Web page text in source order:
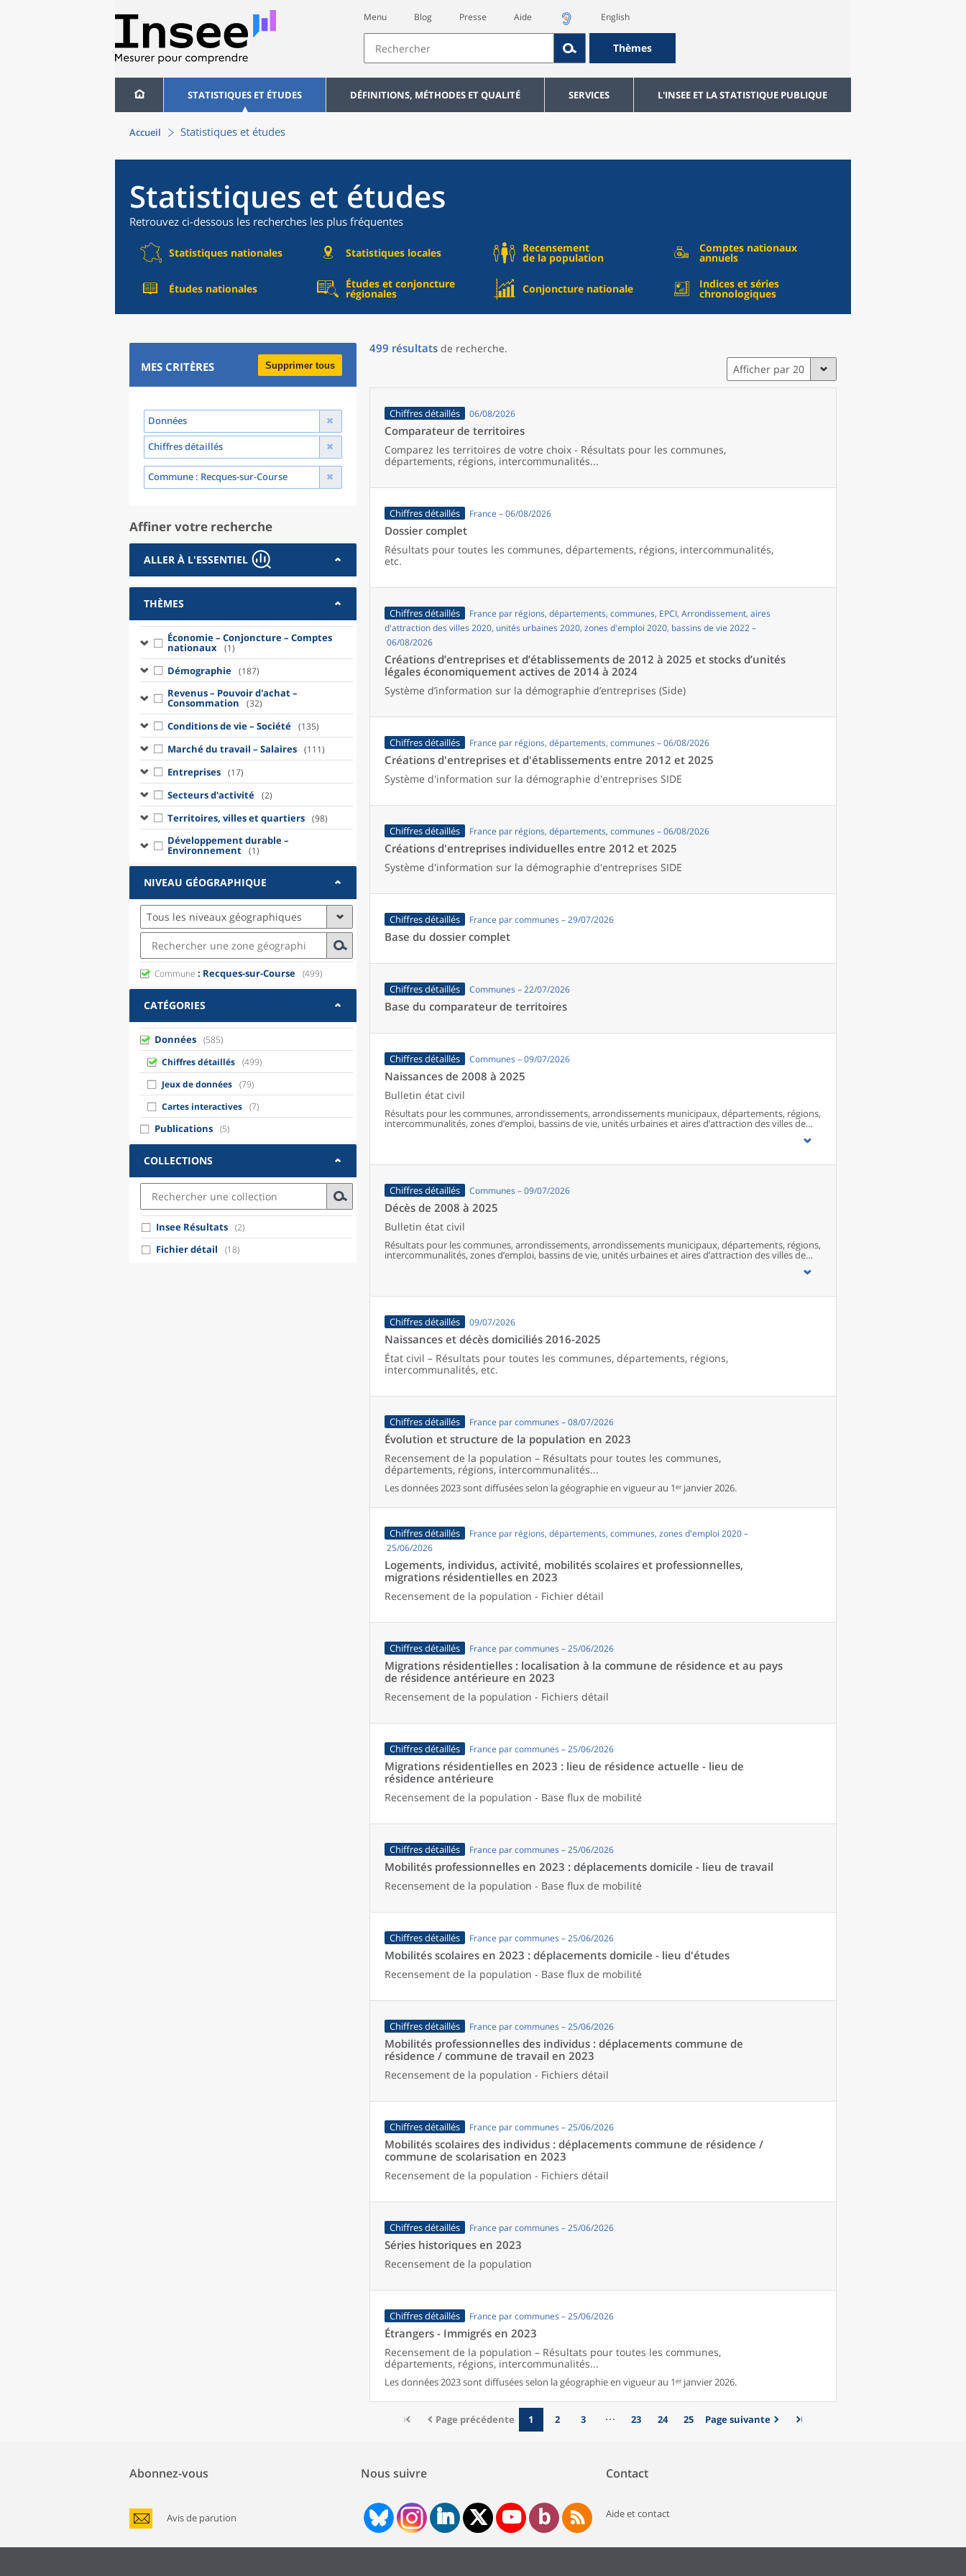
Menu Blog Presse Aide English
Thèmes
STATISTIQUES ET ÉTUDES DÉFINITIONS, MÉTHODES ET QUALITÉ SERVICES L'INSEE ET LA STATISTIQUE PUBLIQUE
Accueil Statistiques et études
Statistiques et études
Retrouvez ci-dessous les recherches les plus fréquentes
Statistiques nationales Statistiques locales Recensement
de la population
Comptes nationaux
annuels
Études nationales Études et conjoncture
régionales Conjoncture nationale Indices et séries
chronologiques
MES CRITÈRES Supprimer tous
Données
Chiffres détaillés
Commune : Recques-sur-Course
Affiner votre recherche
ALLER À L'ESSENTIEL
THÈMES
Économie – Conjoncture – Comptes
nationaux (1)
Démographie (187)
Revenus – Pouvoir d'achat –
Consommation (32)
Conditions de vie – Société (135)
Marché du travail – Salaires (111)
Entreprises (17)
Secteurs d'activité (2)
Territoires, villes et quartiers (98)
Développement durable –
Environnement (1)
NIVEAU GÉOGRAPHIQUE
Tous les niveaux géographiques
Commune : Recques-sur-Course (499)
CATÉGORIES
Données (585)
Chiffres détaillés (499)
Jeux de données (79)
Cartes interactives (7)
Publications (5)
COLLECTIONS
Insee Résultats (2)
Fichier détail (18)
499 résultats de recherche.
Afficher par 20
Chiffres détaillés 06/08/2026
Comparateur de territoires
Comparez les territoires de votre choix - Résultats pour les communes,
départements, régions, intercommunalités...
Chiffres détaillés France – 06/08/2026
Dossier complet
Résultats pour toutes les communes, départements, régions, intercommunalités,
etc.
Chiffres détaillés
France par régions, départements, communes, EPCI, Arrondissement, aires
d'attraction des villes 2020, unités urbaines 2020, zones d'emploi 2020, bassins de vie 2022 –
06/08/2026
Créations d’entreprises et d’établissements de 2012 à 2025 et stocks d’unités
légales économiquement actives de 2014 à 2024
Système d’information sur la démographie d’entreprises (Side)
Chiffres détaillés France par régions, départements, communes – 06/08/2026
Créations d'entreprises et d'établissements entre 2012 et 2025
Système d'information sur la démographie d'entreprises SIDE
Chiffres détaillés France par régions, départements, communes – 06/08/2026
Créations d'entreprises individuelles entre 2012 et 2025
Système d'information sur la démographie d'entreprises SIDE
Chiffres détaillés France par communes – 29/07/2026
Base du dossier complet
Chiffres détaillés Communes – 22/07/2026
Base du comparateur de territoires
Chiffres détaillés Communes – 09/07/2026
Naissances de 2008 à 2025
Bulletin état civil
Résultats pour les communes, arrondissements, arrondissements municipaux, départements, régions,
intercommunalités, zones d’emploi, bassins de vie, unités urbaines et aires d’attraction des villes de
France (y compris Mayotte à partir de 2014).
Chiffres détaillés Communes – 09/07/2026
Décès de 2008 à 2025
Bulletin état civil
Résultats pour les communes, arrondissements, arrondissements municipaux, départements, régions,
intercommunalités, zones d’emploi, bassins de vie, unités urbaines et aires d’attraction des villes de
Chiffres détaillés 09/07/2026
Naissances et décès domiciliés 2016-2025
État civil – Résultats pour toutes les communes, départements, régions,
intercommunalités, etc.
Chiffres détaillés France par communes – 08/07/2026
Évolution et structure de la population en 2023
Recensement de la population – Résultats pour toutes les communes,
départements, régions, intercommunalités...
Les données 2023 sont diffusées selon la géographie en vigueur au 1ᵉʳ janvier 2026.
Chiffres détaillés
France par régions, départements, communes, zones d'emploi 2020 –
25/06/2026
Logements, individus, activité, mobilités scolaires et professionnelles,
migrations résidentielles en 2023
Recensement de la population - Fichier détail
Chiffres détaillés France par communes – 25/06/2026
Migrations résidentielles : localisation à la commune de résidence et au pays
de résidence antérieure en 2023
Recensement de la population - Fichiers détail
Chiffres détaillés France par communes – 25/06/2026
Migrations résidentielles en 2023 : lieu de résidence actuelle - lieu de
résidence antérieure
Recensement de la population - Base flux de mobilité
Chiffres détaillés France par communes – 25/06/2026
Mobilités professionnelles en 2023 : déplacements domicile - lieu de travail
Recensement de la population - Base flux de mobilité
Chiffres détaillés France par communes – 25/06/2026
Mobilités scolaires en 2023 : déplacements domicile - lieu d'études
Recensement de la population - Base flux de mobilité
Chiffres détaillés France par communes – 25/06/2026
Mobilités professionnelles des individus : déplacements commune de
résidence / commune de travail en 2023
Recensement de la population - Fichiers détail
Chiffres détaillés France par communes – 25/06/2026
Mobilités scolaires des individus : déplacements commune de résidence /
commune de scolarisation en 2023
Recensement de la population - Fichiers détail
Chiffres détaillés France par communes – 25/06/2026
Séries historiques en 2023
Recensement de la population
Chiffres détaillés France par communes – 25/06/2026
Étrangers - Immigrés en 2023
Recensement de la population – Résultats pour toutes les communes,
départements, régions, intercommunalités...
Les données 2023 sont diffusées selon la géographie en vigueur au 1ᵉʳ janvier 2026.
Page précédente 1 2 3 23 24 25 Page suivante
Abonnez-vous
Avis de parution
Nous suivre Contact
Aide et contact